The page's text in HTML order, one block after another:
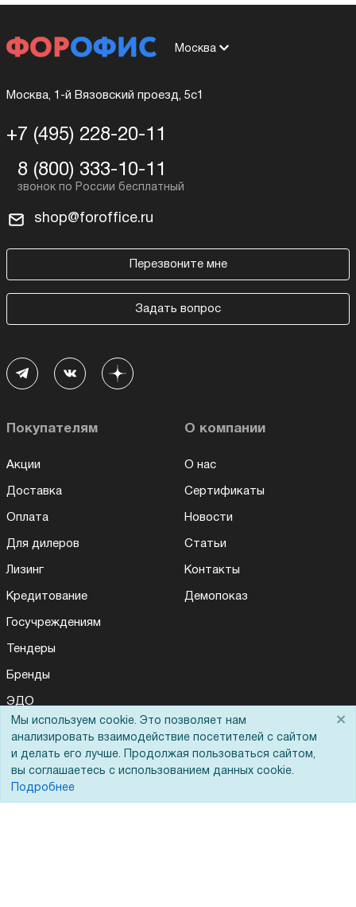
Москва
Москва, 1-й Вязовский проезд, 5с1
+7 (495) 228-20-11
8 (800) 333-10-11
shop@foroffice.ru
Перезвоните мне
Задать вопрос
Покупателям
Акции
Доставка
Оплата
Для дилеров
Лизинг
Кредитование
Госучреждениям
Тендеры
Бренды
ЭДО
О компании
О нас
Сертификаты
Новости
Статьи
Контакты
Демопоказ
Помощь
Вопрос-ответ
Мы используем cookie. Это позволяет нам
анализировать взаимодействие посетителей с сайтом
и делать его лучше. Продолжая пользоваться сайтом,
вы соглашаетесь с использованием данных cookie.
Подробнее
×